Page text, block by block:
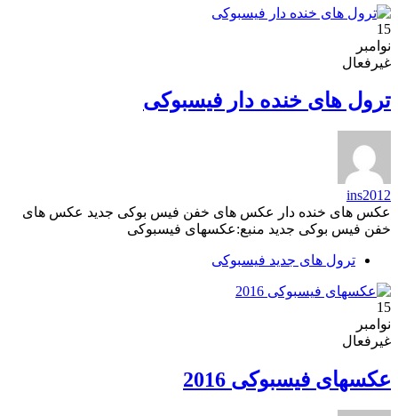
15
نوامبر
غیرفعال
ترول های خنده دار فیسبوکی
ins2012
عکس های خنده دار عکس های خفن فیس بوکی جدید عکس های
خفن فیس بوکی جدید منبع:عکسهای فیسبوکی
ترول های جدید فیسبوکی
15
نوامبر
غیرفعال
عکسهای فیسبوکی 2016